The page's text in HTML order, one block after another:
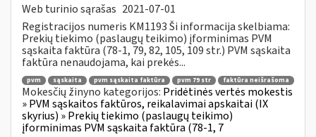
Web turinio sąrašas 2021-07-01
Registracijos numeris KM1193 Ši informacija skelbiama:
Prekių tiekimo (paslaugų teikimo) įforminimas PVM
sąskaita faktūra (78-1, 79, 82, 105, 109 str.) PVM sąskaita
faktūra nenaudojama, kai prekės...
pvm sąskaita pvm sąskaita faktūra pvm 79 str faktūra neišrašoma
Mokesčių žinyno kategorijos: Pridėtinės vertės mokestis
» PVM sąskaitos faktūros, reikalavimai apskaitai (IX
skyrius) » Prekių tiekimo (paslaugų teikimo)
įforminimas PVM sąskaita faktūra (78-1, 7